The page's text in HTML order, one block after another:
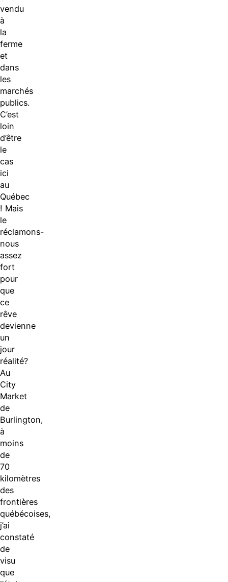
vendu
à
la
ferme
et
dans
les
marchés
publics.
C’est
loin
d’être
le
cas
ici
au
Québec
! Mais
le
réclamons-
nous
assez
fort
pour
que
ce
rêve
devienne
un
jour
réalité?
Au
City
Market
de
Burlington,
à
moins
de
70
kilomètres
des
frontières
québécoises,
j’ai
constaté
de
visu
que